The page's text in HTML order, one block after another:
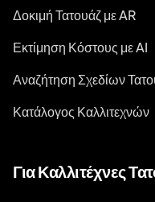
Δοκιμή Τατουάζ με AR
Εκτίμηση Κόστους με AI
Αναζήτηση Σχεδίων
Κατάλογος Καλλιτεχνών
Για Καλλιτέχνες